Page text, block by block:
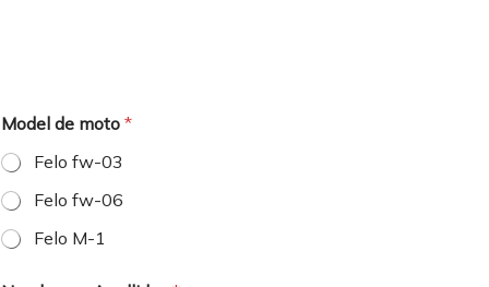
Model de moto *
Felo fw-03
Felo fw-06
Felo M-1